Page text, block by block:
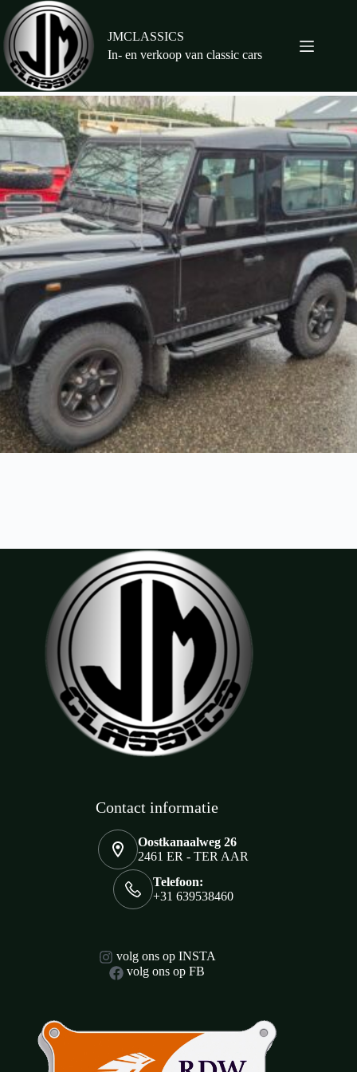
naar
de
inhoud
JMCLASSICS
In- en verkoop van classic cars
Contact informatie
Oostkanaalweg 26
2461 ER - TER AAR
Telefoon:
+31 639538460
volg ons op INSTA
volg ons op FB